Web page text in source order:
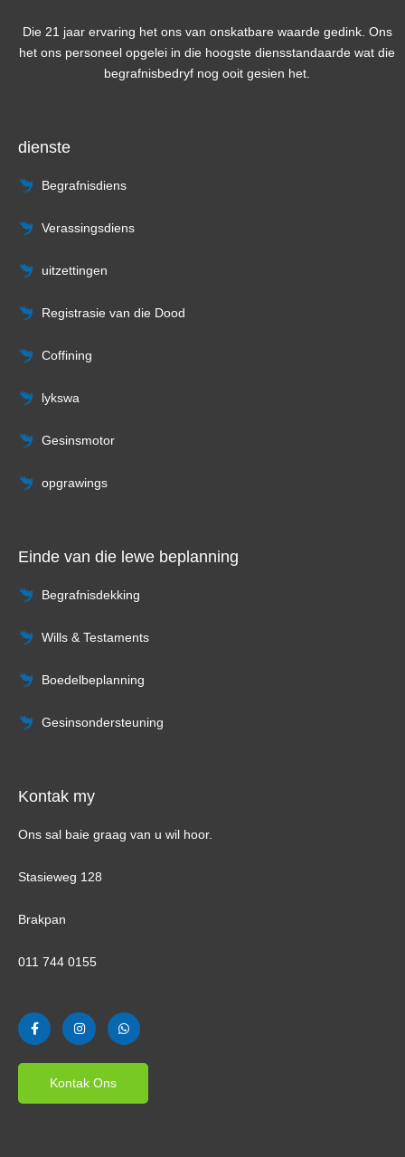
Die 21 jaar ervaring het ons van onskatbare waarde gedink. Ons
het ons personeel opgelei in die hoogste diensstandaarde wat die
begrafnisbedryf nog ooit gesien het.
dienste
Begrafnisdiens
Verassingsdiens
uitzettingen
Registrasie van die Dood
Coffining
lykswa
Gesinsmotor
opgrawings
Einde van die lewe beplanning
Begrafnisdekking
Wills & Testaments
Boedelbeplanning
Gesinsondersteuning
Kontak my
Ons sal baie graag van u wil hoor.
Stasieweg 128
Brakpan
011 744 0155
F
a
c
k
I
n
s
g
a
W
h
a
p
Kontak Ons